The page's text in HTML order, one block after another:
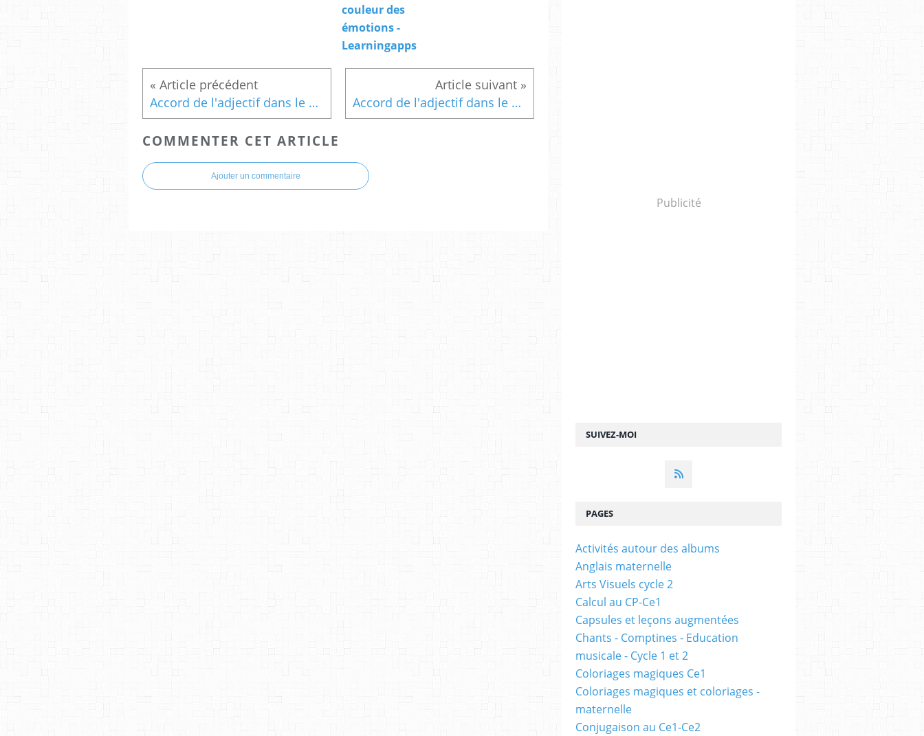
couleur des
émotions -
Learningapps
Accord de l'adjectif dans le groupe nominal Accord de l'adjectif dans le groupe nominal
COMMENTER CET ARTICLE
Ajouter un commentaire
SUIVEZ-MOI
Publicité
PAGES
Activités autour des albums
Anglais maternelle
Arts Visuels cycle 2
Calcul au CP-Ce1
Capsules et leçons augmentées
Chants - Comptines - Education
musicale - Cycle 1 et 2
Coloriages magiques Ce1
Coloriages magiques et coloriages -
maternelle
Conjugaison au Ce1-Ce2